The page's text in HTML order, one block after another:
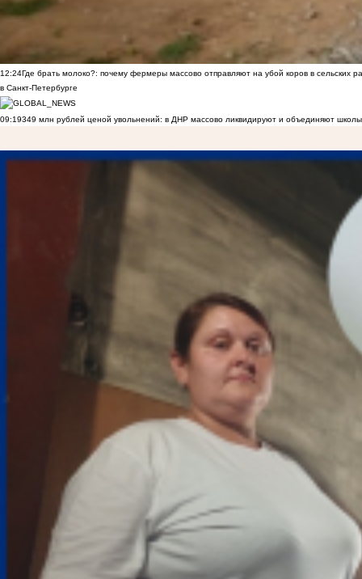
12:24Где брать молоко?: почему фермеры массово отправляют на убой коров в сельских
в Санкт-Петербурге
09:19349 млн рублей ценой увольнений: в ДНР массово ликвидируют и объединяют